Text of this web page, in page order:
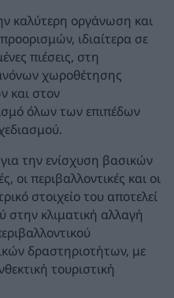
καλύτερη οργάνωση και
ιδιαίτερα σε
πιέσεις, στη
χωροθέτησης
και στον
όλων των επιπέδων
για την ενίσχυση βασικών
περιβαλλοντικές και οι
στοιχείο του αποτελεί
κλιματική αλλαγή
δραστηριοτήτων, με
τουριστική